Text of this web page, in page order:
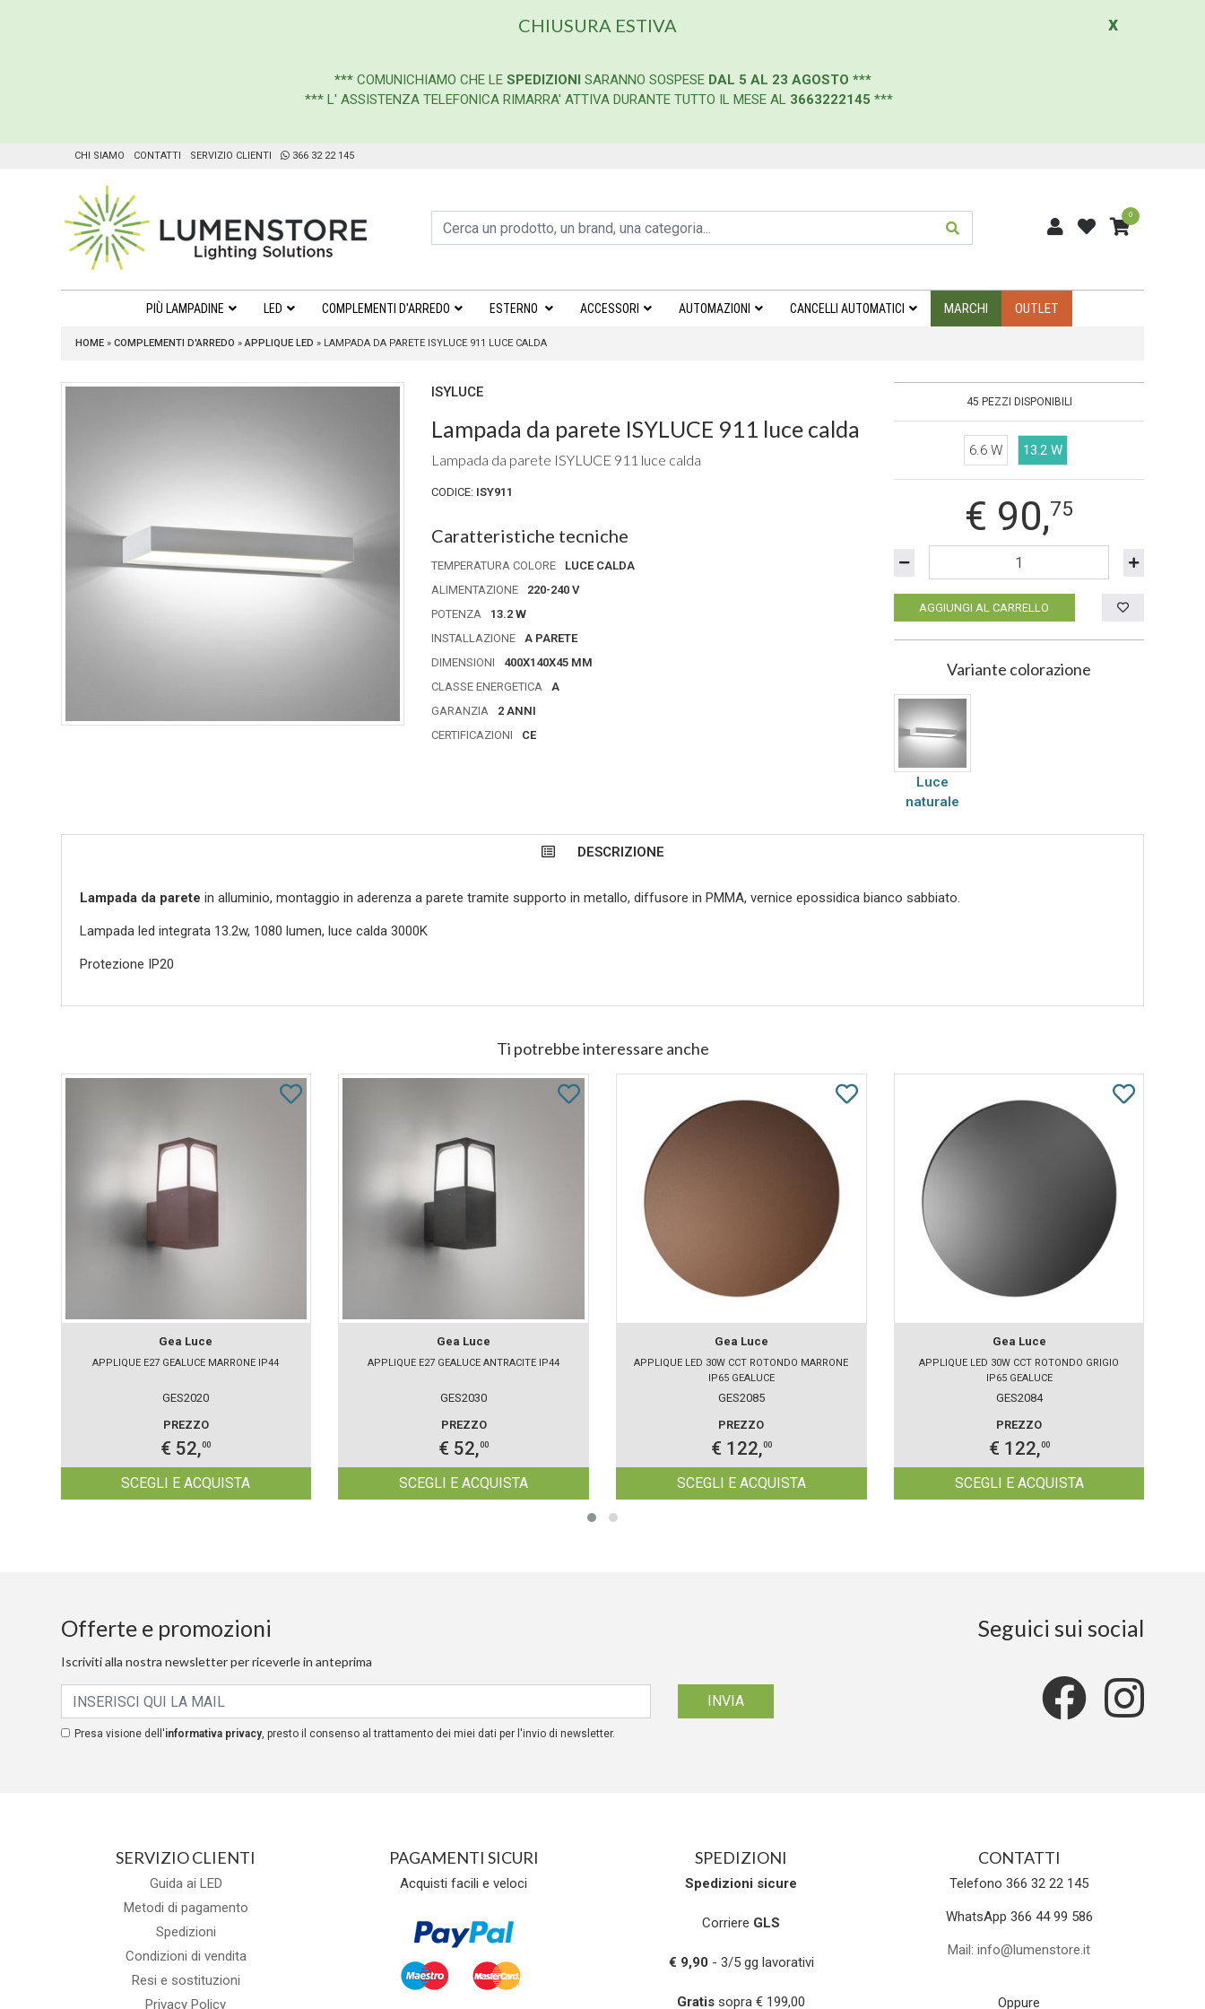
x
CHIUSURA ESTIVA
*** COMUNICHIAMO CHE LE SPEDIZIONI SARANNO SOSPESE DAL 5 AL 23 AGOSTO ***
*** L' ASSISTENZA TELEFONICA RIMARRA' ATTIVA DURANTE TUTTO IL MESE AL 3663222145 ***
CHI SIAMO CONTATTI SERVIZIO CLIENTI 366 32 22 145
0
PIÙ LAMPADINE LED COMPLEMENTI D'ARREDO ESTERNO ACCESSORI AUTOMAZIONI CANCELLI AUTOMATICI MARCHI OUTLET
HOME» COMPLEMENTI D'ARREDO »APPLIQUE LED » LAMPADA DA PARETE ISYLUCE 911 LUCE CALDA
ISYLUCE
Lampada da parete ISYLUCE 911 luce calda
Lampada da parete ISYLUCE 911 luce calda
CODICE: ISY911
Caratteristiche tecniche
TEMPERATURA COLORE
LUCE CALDA
ALIMENTAZIONE
220-240 V
POTENZA
13.2 W
INSTALLAZIONE
A PARETE
DIMENSIONI
400X140X45 MM
CLASSE ENERGETICA
A
GARANZIA
2 ANNI
CERTIFICAZIONI
CE
45 PEZZI DISPONIBILI
6.6 W 13.2 W
€ 90,75
AGGIUNGI AL CARRELLO
Variante colorazione
Luce
naturale
DESCRIZIONE
Lampada da parete in alluminio, montaggio in aderenza a parete tramite supporto in metallo, diffusore in PMMA, vernice epossidica bianco sabbiato.
Lampada led integrata 13.2w, 1080 lumen, luce calda 3000K
Protezione IP20
Ti potrebbe interessare anche
Gea Luce
APPLIQUE E27 GEALUCE MARRONE IP44
GES2020
PREZZO
€ 52,00
SCEGLI E ACQUISTA
Gea Luce
APPLIQUE E27 GEALUCE ANTRACITE IP44
GES2030
PREZZO
€ 52,00
SCEGLI E ACQUISTA
Gea Luce
APPLIQUE LED 30W CCT ROTONDO MARRONE
IP65 GEALUCE
GES2085
PREZZO
€ 122,00
SCEGLI E ACQUISTA
Gea Luce
APPLIQUE LED 30W CCT ROTONDO GRIGIO
IP65 GEALUCE
GES2084
PREZZO
€ 122,00
SCEGLI E ACQUISTA
Offerte e promozioni
Iscriviti alla nostra newsletter per riceverle in anteprima
Presa visione dell'informativa privacy, presto il consenso al trattamento dei miei dati per l'invio di newsletter.
Seguici sui social
SERVIZIO CLIENTI
Guida ai LED
Metodi di pagamento
Spedizioni
Condizioni di vendita
Resi e sostituzioni
Privacy Policy
PAGAMENTI SICURI
Acquisti facili e veloci
SPEDIZIONI
Spedizioni sicure
Corriere GLS
€ 9,90 - 3/5 gg lavorativi
Gratis sopra € 199,00
CONTATTI
Telefono 366 32 22 145
WhatsApp 366 44 99 586
Mail: info@lumenstore.it
Oppure